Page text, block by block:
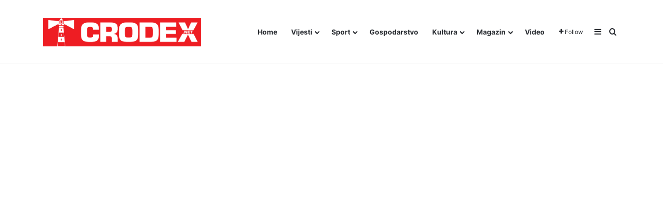
Home Vijesti Sport Gospodarstvo Kultura Magazin Video Follow Sidebar
Traži
Breaking News TRI DESETLJEĆA KRIKOVA OČAJNIKA